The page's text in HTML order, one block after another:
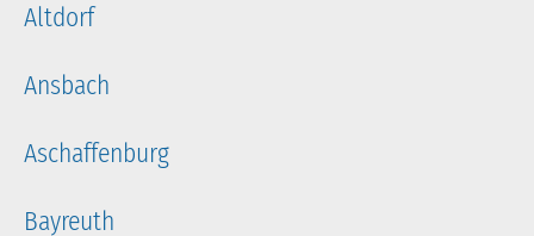
Altdorf
Ansbach
Aschaffenburg
Bayreuth